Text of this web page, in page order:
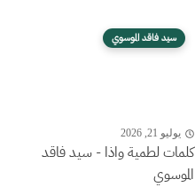
سيد فاقد الموسوي
يوليو 21, 2026
كلمات لطمية واذا - سيد فاقد
الموسوي